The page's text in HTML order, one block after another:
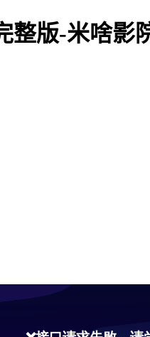
整版-米啥